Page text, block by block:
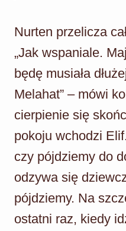
Nurten przelicza
„Jak wspaniale.
będę musiała
Melahat” – mówi
cierpienie się
pokoju wchodzi
czy pójdziemy do
odzywa się
pójdziemy. Na
ostatni raz, kiedy